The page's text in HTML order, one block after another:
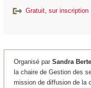
Gratuit, sur inscription
Organisé par Sandra
la chaire de Gestion des
mission de diffusion de la